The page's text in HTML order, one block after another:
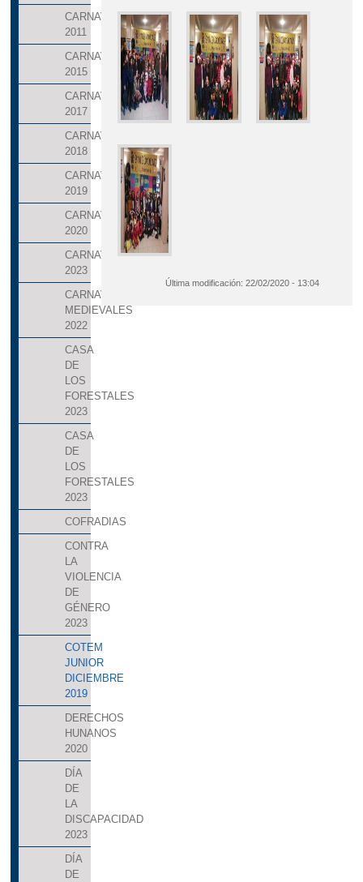
CARNAVALES
2011
CARNAVALES
2015
CARNAVALES
2017
CARNAVALES
2018
CARNAVALES
2019
CARNAVALES
2020
CARNAVALES
2023
CARNAVALES
MEDIEVALES
2022
CASA
DE
LOS
FORESTALES
2023
CASA
DE
LOS
FORESTALES
2023
COFRADIAS
CONTRA
LA
VIOLENCIA
DE
GÉNERO
2023
COTEM
JUNIOR
DICIEMBRE
2019
DERECHOS
HUNANOS
2020
DÍA
DE
LA
DISCAPACIDAD
2023
DÍA
DE
Última modificación:22/02/2020 - 13:04